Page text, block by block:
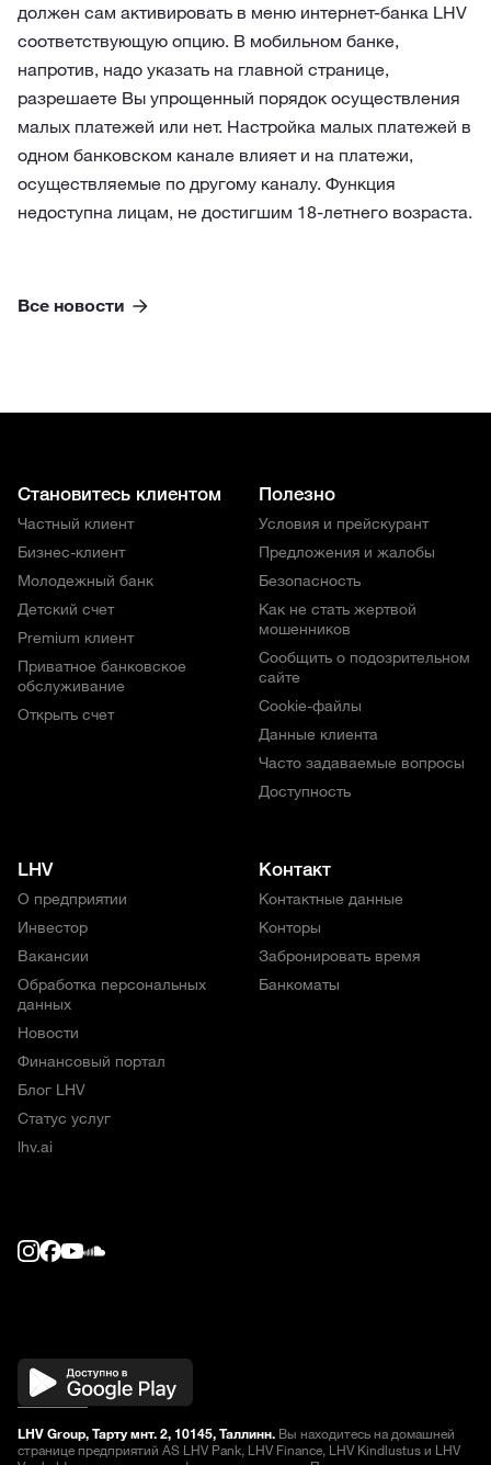
должен сам активировать в меню интернет-банка LHV
соответствующую опцию. В мобильном банке,
напротив, надо указать на главной странице,
разрешаете Вы упрощенный порядок осуществления
малых платежей или нет. Настройка малых платежей в
одном банковском канале влияет и на платежи,
осуществляемые по другому каналу. Функция
недоступна лицам, не достигшим 18-летнего возраста.
Все новости
Становитесь клиентом
Частный клиент
Бизнес-клиент
Молодежный банк
Детский счет
Premium клиент
Приватное банковское
обслуживание
Открыть счет
Полезно
Условия и прейскурант
Предложения и жалобы
Безопасность
Как не стать жертвой
мошенников
Сообщить о подозрительном
сайте
Cookie-файлы
Данные клиента
Часто задаваемые вопросы
Доступность
LHV
О предприятии
Инвестор
Вакансии
Обработка персональных
данных
Новости
Финансовый портал
Блог LHV
Статус услуг
lhv.ai
Контакт
Контактные данные
Конторы
Забронировать время
Банкоматы
LHV Group, Тарту мнт. 2, 10145, Таллинн. Вы находитесь на домашней
странице предприятий AS LHV Pank, LHV Finance, LHV Kindlustus и LHV